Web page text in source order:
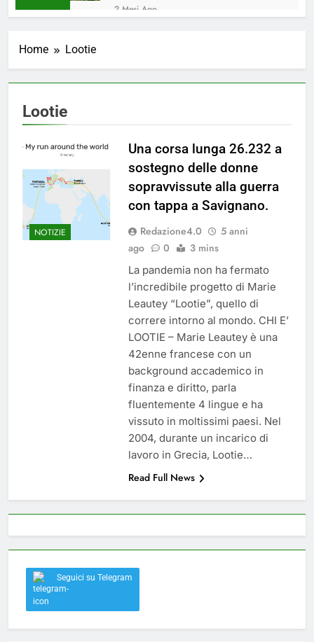
2 Mesi Ago
ORDINANZA N. 8/2026 –
PARZIALE REVOCA DEL DIVIETO
4 Mesi Ago
⚠️ Emergenza Acqua a
Savignano Irpino: Ordinanza n. 7
del 26 Marzo 2026
4 Mesi Ago
Mangiaplastica: Più ricicli, più
risparmi!
10 Mesi Ago
Savignano: misura anti-rapina
fino alle 8:30
11 Mesi Ago
💡 Savignano 4.0 si rinnova: scopri
la nuova grafica del blog dedicato
al futuro del nostro paese
12 Mesi Ago
🌤️ Nuova Webcam Live per il
Meteo a Savignano Irpino!
2 Anni Ago
Test IT-alert l’11 ottobre:
messaggio sui cellulari anche a
Savignano
2 Anni Ago
Home Lootie
Lootie
NOTIZIE
Una corsa lunga 26.232 a
sostegno delle donne
sopravvissute alla guerra
con tappa a Savignano.
Redazione4.0
5 anni
ago
0 3 mins
La pandemia non ha fermato
l’incredibile progetto di Marie
Leautey “Lootie”, quello di
correre intorno al mondo. CHI E’
LOOTIE – Marie Leautey è una
42enne francese con un
background accademico in
finanza e diritto, parla
fluentemente 4 lingue e ha
vissuto in moltissimi paesi. Nel
2004, durante un incarico di
lavoro in Grecia, Lootie…
Read Full News
Seguici su Telegram